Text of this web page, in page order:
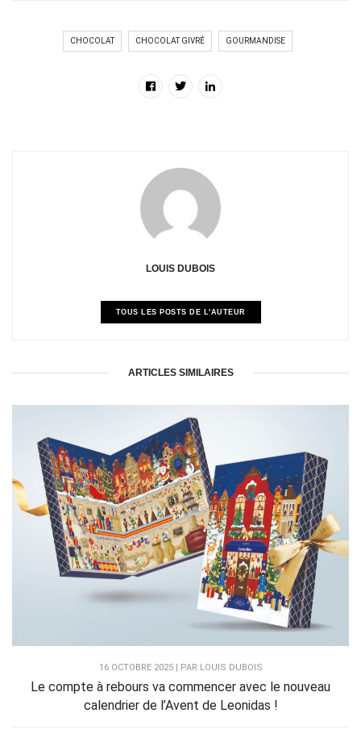
CHOCOLAT CHOCOLAT GIVRÉ GOURMANDISE
LOUIS DUBOIS
TOUS LES POSTS DE L'AUTEUR
ARTICLES SIMILAIRES
16 OCTOBRE 2025 | PAR LOUIS DUBOIS
Le compte à rebours va commencer avec le nouveau
calendrier de l’Avent de Leonidas !